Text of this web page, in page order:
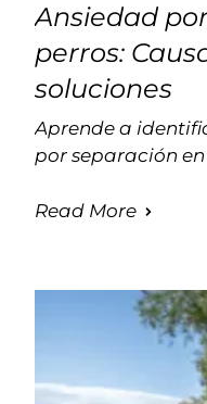
Ansiedad
perros:
soluciones
Aprende a
por separación
Read More